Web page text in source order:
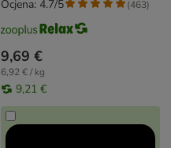
9,69 €
6,92 € / kg
9,21 €
Ocjena: 4.7/5 (463)